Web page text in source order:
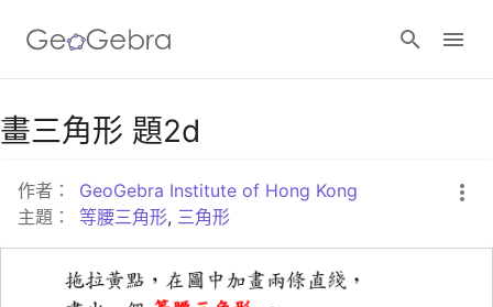
Google Classroom
GeoGebra Classroom
登入
畫三角形 題2d
作者：
GeoGebra Institute of Hong Kong
主題：
等腰三角形, 三角形